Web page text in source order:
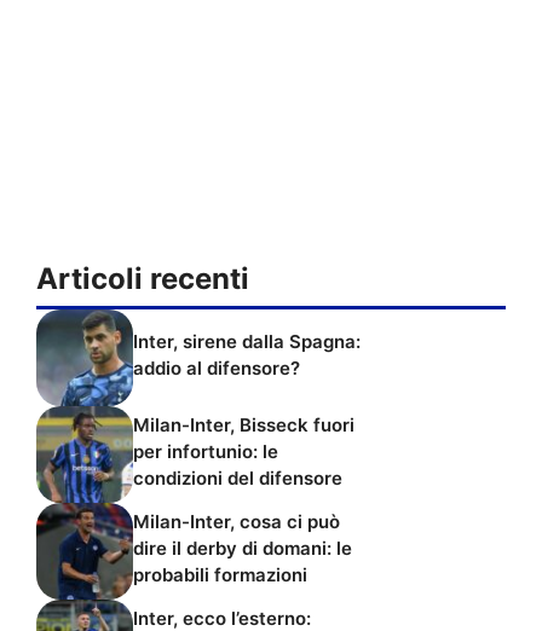
Articoli recenti
Inter, sirene dalla Spagna:
addio al difensore?
Milan-Inter, Bisseck fuori
per infortunio: le
condizioni del difensore
Milan-Inter, cosa ci può
dire il derby di domani: le
probabili formazioni
Inter, ecco l’esterno: